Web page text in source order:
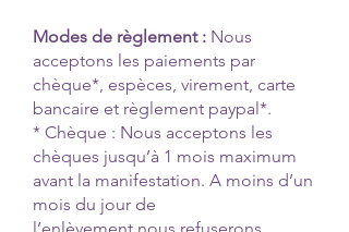
Modes de règlement : Nous
acceptons les paiements par
chèque*, espèces, virement, carte
bancaire et règlement paypal*.
* Chèque : Nous acceptons les
chèques jusqu’à 1 mois maximum
avant la manifestation. A moins d’un
mois du jour de
l’enlèvement nous refuserons